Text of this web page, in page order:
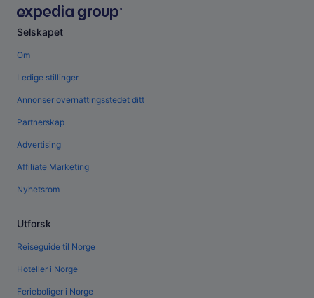
Selskapet
Om
Ledige stillinger
Annonser overnattingsstedet ditt
Partnerskap
Advertising
Affiliate Marketing
Nyhetsrom
Utforsk
Reiseguide til Norge
Hoteller i Norge
Ferieboliger i Norge